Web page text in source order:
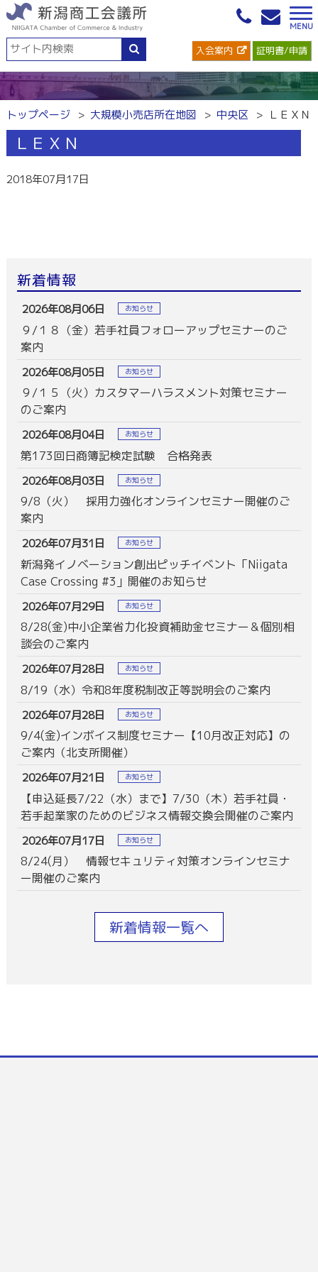
入会案内 証明書/申請
トップページ 大規模小売店所在地図 中央区 ＬＥＸＮ
ＬＥＸＮ
2018年07月17日
新着情報
2026年08月06日 お知らせ
９/１８（金）若手社員フォローアップセミナーのご
案内
2026年08月05日 お知らせ
９/１５（火）カスタマーハラスメント対策セミナー
のご案内
2026年08月04日 お知らせ
第173回日商簿記検定試験 合格発表
2026年08月03日 お知らせ
9/8（火） 採用力強化オンラインセミナー開催のご
案内
2026年07月31日 お知らせ
新潟発イノベーション創出ピッチイベント「Niigata
Case Crossing #3」開催のお知らせ
2026年07月29日 お知らせ
8/28(金)中小企業省力化投資補助金セミナー＆個別相
談会のご案内
2026年07月28日 お知らせ
8/19（水）令和8年度税制改正等説明会のご案内
2026年07月28日 お知らせ
9/4(金)インボイス制度セミナー【10月改正対応】の
ご案内（北支所開催）
2026年07月21日 お知らせ
【申込延長7/22（水）まで】7/30（木）若手社員・
若手起業家のためのビジネス情報交換会開催のご案内
2026年07月17日 お知らせ
8/24(月） 情報セキュリティ対策オンラインセミナ
ー開催のご案内
新着情報一覧へ